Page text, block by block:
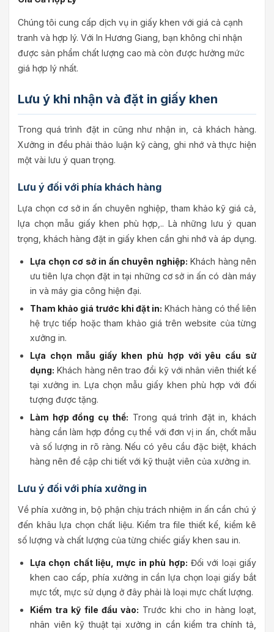
Chúng tôi cung cấp dịch vụ in giấy khen với giá cả cạnh
tranh và hợp lý. Với In Hương Giang, bạn không chỉ nhận
được sản phẩm chất lượng cao mà còn được hưởng mức
giá hợp lý nhất.
Lưu ý khi nhận và đặt in giấy khen
Trong quá trình đặt in cũng như nhận in, cả khách hàng.
Xưởng in đều phải thảo luận kỹ càng, ghi nhớ và thực hiện
một vài lưu ý quan trọng.
Lưu ý đối với phía khách hàng
Lựa chọn cơ sở in ấn chuyên nghiệp, tham khảo kỹ giá cả,
lựa chọn mẫu giấy khen phù hợp,.. Là những lưu ý quan
trọng, khách hàng đặt in giấy khen cần ghi nhớ và áp dụng.
Lựa chọn cơ sở in ấn chuyên nghiệp: Khách hàng nên
ưu tiên lựa chọn đặt in tại những cơ sở in ấn có dàn máy
in và máy gia công hiện đại.
Tham khảo giá trước khi đặt in: Khách hàng có thể liên
hệ trực tiếp hoặc tham khảo giá trên website của từng
xưởng in.
Lựa chọn mẫu giấy khen phù hợp với yêu cầu sử
dụng: Khách hàng nên trao đổi kỹ với nhân viên thiết kế
tại xưởng in. Lựa chọn mẫu giấy khen phù hợp với đối
tượng được tặng.
Làm hợp đồng cụ thể: Trong quá trình đặt in, khách
hàng cần làm hợp đồng cụ thể với đơn vị in ấn, chốt mẫu
và số lượng in rõ ràng. Nếu có yêu cầu đặc biệt, khách
hàng nên đề cập chi tiết với kỹ thuật viên của xưởng in.
Lưu ý đối với phía xưởng in
Về phía xưởng in, bộ phận chịu trách nhiệm in ấn cần chú ý
đến khâu lựa chọn chất liệu. Kiểm tra file thiết kế, kiểm kê
số lượng và chất lượng của từng chiếc giấy khen sau in.
Lựa chọn chất liệu, mực in phù hợp: Đối với loại giấy
khen cao cấp, phía xưởng in cần lựa chọn loại giấy bắt
mực tốt, mực sử dụng ở đây phải là loại mực chất lượng.
Kiểm tra kỹ file đầu vào: Trước khi cho in hàng loạt,
nhân viên kỹ thuật tại xưởng in cần kiểm tra chính tả,